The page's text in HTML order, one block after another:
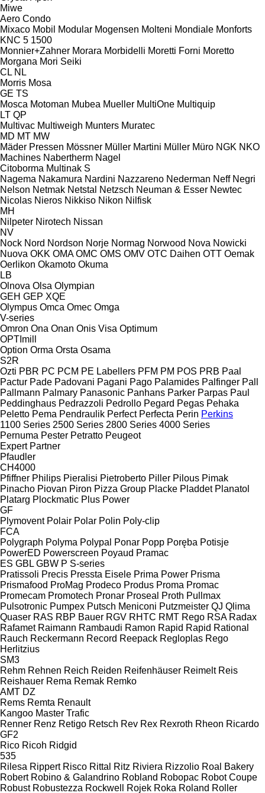
Miwe
Aero Condo
Mixaco Mobil Modular Mogensen Molteni Mondiale Monforts
KNC 5 1500
Monnier+Zahner Morara Morbidelli Moretti Forni Moretto
Morgana Mori Seiki
CL NL
Morris Mosa
GE TS
Mosca Motoman Mubea Mueller MultiOne Multiquip
LT QP
Multivac Multiweigh Munters Muratec
MD MT MW
Mäder Pressen Mössner Müller Martini Müller Müro NGK NKO
Machines Nabertherm Nagel
Citoborma Multinak S
Nagema Nakamura Nardini Nazzareno Nederman Neff Negri
Nelson Netmak Netstal Netzsch Neuman & Esser Newtec
Nicolas Nieros Nikkiso Nikon Nilfisk
MH
Nilpeter Nirotech Nissan
NV
Nock Nord Nordson Norje Normag Norwood Nova Nowicki
Nuova OKK OMA OMC OMS OMV OTC Daihen OTT Oemak
Oerlikon Okamoto Okuma
LB
Olnova Olsa Olympian
GEH GEP XQE
Olympus Omca Omec Omga
V-series
Omron Ona Onan Onis Visa Optimum
OPTImill
Option Orma Orsta Osama
S2R
Ozti PBR PC PCM PE Labellers PFM PM POS PRB Paal
Pactur Pade Padovani Pagani Pago Palamides Palfinger Pall
Pallmann Palmary Panasonic Panhans Parker Parpas Paul
Peddinghaus Pedrazzoli Pedrollo Pegard Pegas Pehaka
Peletto Pema Pendraulik Perfect Perfecta Perin Perkins
1100 Series 2500 Series 2800 Series 4000 Series
Pernuma Pester Petratto Peugeot
Expert Partner
Pfaudler
CH4000
Pfiffner Philips Pieralisi Pietroberto Piller Pilous Pimak
Pinacho Piovan Piron Pizza Group Placke Pladdet Planatol
Platarg Plockmatic Plus Power
GF
Plymovent Polair Polar Polin Poly-clip
FCA
Polygraph Polyma Polypal Ponar Popp Poręba Potisje
PowerED Powerscreen Poyaud Pramac
ES GBL GBW P S-series
Pratissoli Precis Pressta Eisele Prima Power Prisma
Prismafood ProMag Prodeco Produs Proma Promac
Promecam Promotech Pronar Proseal Proth Pullmax
Pulsotronic Pumpex Putsch Meniconi Putzmeister QJ Qlima
Quaser RAS RBP Bauer RGV RHTC RMT Rego RSA Radax
Rafamet Raimann Rambaudi Ramon Rapid Rapid Rational
Rauch Reckermann Record Reepack Regloplas Rego
Herlitzius
SM3
Rehm Rehnen Reich Reiden Reifenhäuser Reimelt Reis
Reishauer Rema Remak Remko
AMT DZ
Rems Remta Renault
Kangoo Master Trafic
Renner Renz Retigo Retsch Rev Rex Rexroth Rheon Ricardo
GF2
Rico Ricoh Ridgid
535
Rilesa Rippert Risco Rittal Ritz Riviera Rizzolio Roal Bakery
Robert Robino & Galandrino Robland Robopac Robot Coupe
Robust Robustezza Rockwell Rojek Roka Roland Roller